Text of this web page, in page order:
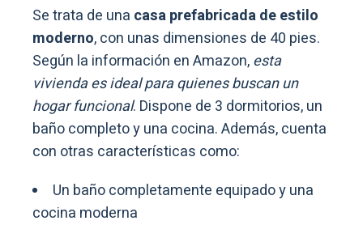
Se trata de una casa prefabricadade estilo
moderno, con unas dimensiones de 40 pies.
Según la información en Amazon,esta
vivienda es ideal para quienes buscan un
hogar funcional. Dispone de 3 dormitorios, un
baño completo y una cocina. Además, cuenta
con otras características como:
Un baño completamente equipado y una
cocina moderna